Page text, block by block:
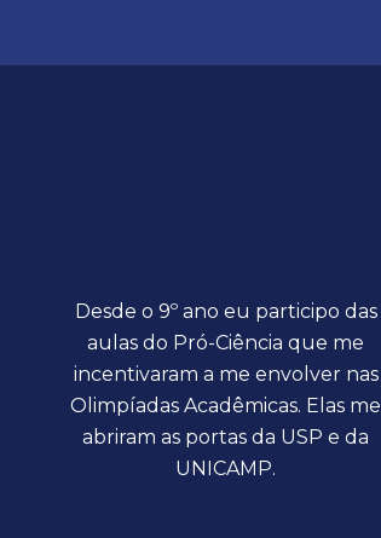
Desde o 9º ano eu participo das
aulas do Pró-Ciência que me
incentivaram a me envolver nas
Olimpíadas Acadêmicas. Elas me
abriram as portas da USP e da
UNICAMP.